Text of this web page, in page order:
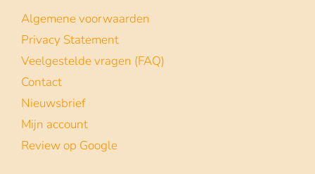
Algemene voorwaarden
Privacy Statement
Veelgestelde vragen (FAQ)
Contact
Nieuwsbrief
Mijn account
Review op Google